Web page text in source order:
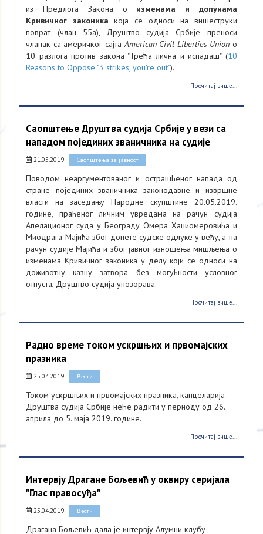
из Предлога Закона о изменама и допунама
Кривичног законика која се односи на вишеструки
поврат (члан 55а), Друштво судија Србије преноси
чланак са америчког сајтаAmerican Civil Liberties Union o
10 разлога против закона "Трећа лична и испадаш" (10
Reasons to Oppose "3 strikes, you're out").
Прочитај више...
Саопштење Друштва судија Србије у вези са
нападом појединих званичника на судије
21.05.2019 Саопштења за јавност
Поводом неаргументованог и острашћеног напада од
стране појединих званичника законодавне и извршне
власти на заседању Народне скупштине 20.05.2019.
године, праћеног личним увредама на рачун судија
Апелационог суда у Београду Омера Хаџиомеровића и
Миодрага Мајића због донете судске одлуке у већу, а на
рачун судије Мајића и због јавног изношења мишљења о
изменама Кривичног законика у делу који се односи на
доживотну казну затвора без могућности условног
отпуста, Друштво судија упозорава:
Прочитај више...
Радно време током ускршњих и првомајских
празника
25.04.2019 Вести
Током ускршњих и првомајских празника, канцеларија
Друштва судија Србије неће радити у периоду од 26.
априла до 5. маја 2019. године.
Прочитај више...
Интервју Драгане Бољевић у оквиру серијала
"Глас правосуђа"
25.04.2019 Вести
Драгана Бољевић дала је интервју Алумни клубу